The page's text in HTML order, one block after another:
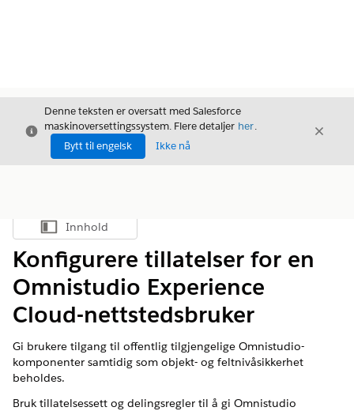
Avslutt
Denne teksten er oversatt med Salesforce
maskinoversettingssystem. Flere detaljer her.
Bytt til engelsk
Ikke nå
Avslutt
Vis innholdsfortegnelse
Innhold
Konfigurere tillatelser for en
Omnistudio Experience
Cloud-nettstedsbruker
Gi brukere tilgang til offentlig tilgjengelige Omnistudio-
komponenter samtidig som objekt- og feltnivåsikkerhet
beholdes.
Bruk tillatelsessett og delingsregler til å gi Omnistudio